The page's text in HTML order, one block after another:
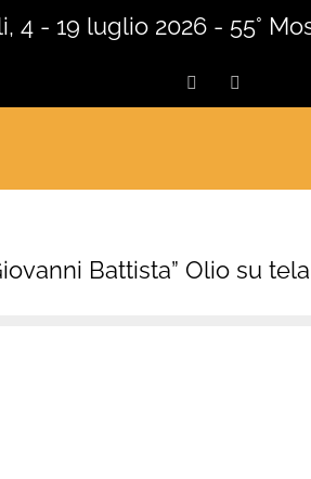
4 - 19 luglio 2026 - 55°
Facebook
Battista” Olio su